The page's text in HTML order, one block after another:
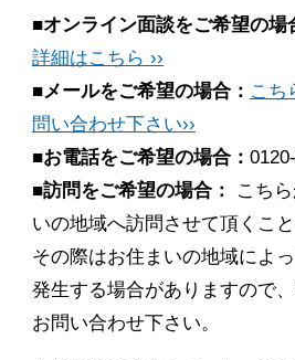
■オンライン面談をご希望の場
詳細はこちら ››
■メールをご希望の場合： こち
問い合わせ下さい››
■お電話をご希望の場合：
■訪問をご希望の場合：
こち
いの地域へ訪問させて頂くこと
その際はお住まいの地域によ
発生する場合がありますので
お問い合わせ下さい。